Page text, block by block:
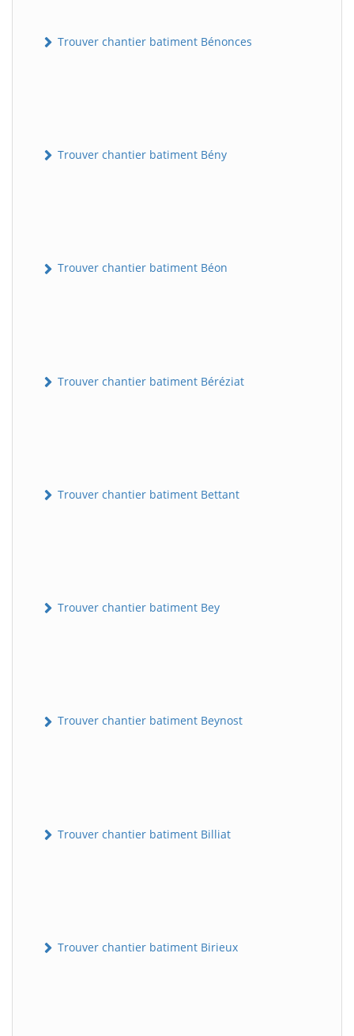
Trouver chantier batiment Bénonces
Trouver chantier batiment Bény
Trouver chantier batiment Béon
Trouver chantier batiment Béréziat
Trouver chantier batiment Bettant
Trouver chantier batiment Bey
Trouver chantier batiment Beynost
Trouver chantier batiment Billiat
Trouver chantier batiment Birieux